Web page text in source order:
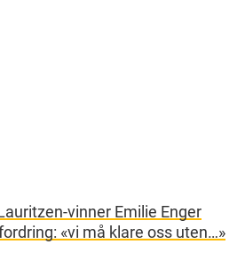
vinner Emilie Enger
«vi må klare oss uten…»